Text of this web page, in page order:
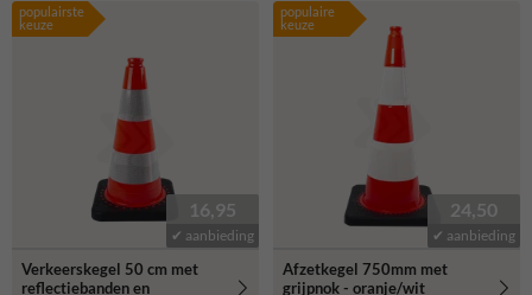
situatie? Ontdek
onze blogpagina over verkeerskegels
populairste
keuze
16,95
✔ aanbieding
Verkeerskegel 50 cm met
reflectiebanden en
populaire
keuze
24,50
✔ aanbieding
Afzetkegel 750mm met
grijpnok - oranje/wit